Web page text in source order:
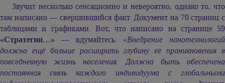
Звучит несколько сенсационно и невероятно, однако то, что
там написано — свершившийся факт. Документ на 70 страниц с
таблицами и графиками. Вот, что написано на странице 59
«Стратегии…» — вдумайтесь: «Внедрение нанотехнологий
должно ещё больше расширить глубину её проникновения в
повседневную жизнь населения. Должна быть обеспечена
постоянная связь каждого индивидуума с глобальными